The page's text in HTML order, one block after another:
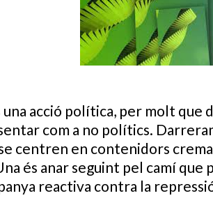
una acció política, per molt
com a no polítics.
centren en contenidors
és anar seguint pel camí
reactiva contra la